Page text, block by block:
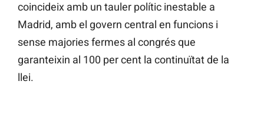
coincideix amb un tauler polític inestable a
Madrid, amb el govern central en funcions i
sense majories fermes al congrés que
garanteixin al 100 per cent la continuïtat de la
llei.